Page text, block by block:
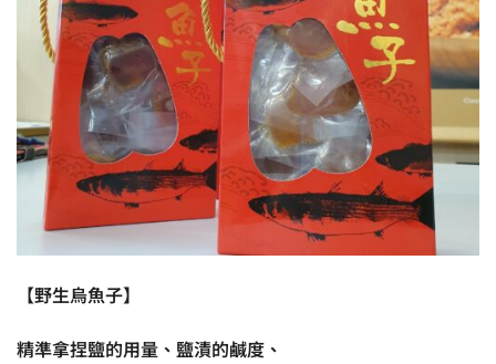
【野生烏魚子】
精準拿捏鹽的用量、鹽漬的鹹度、